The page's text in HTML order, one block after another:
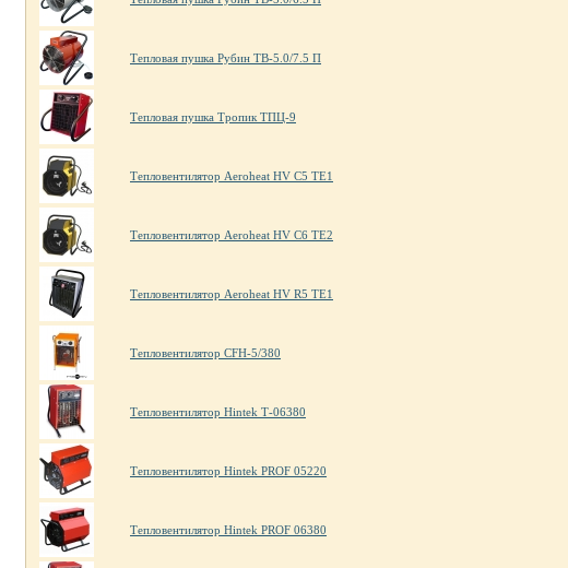
Тепловая пушка Рубин ТВ-5.0/7.5 П
Тепловая пушка Тропик ТПЦ-9
Тепловентилятор Aeroheat HV C5 TE1
Тепловентилятор Aeroheat HV C6 TE2
Тепловентилятор Aeroheat HV R5 TE1
Тепловентилятор CFH-5/380
Тепловентилятор Hintek Т-06380
Тепловентилятор Hintek PROF 05220
Тепловентилятор Hintek PROF 06380